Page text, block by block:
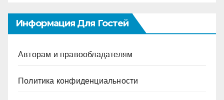
Информация Для Гостей
Авторам и правообладателям
Политика конфиденциальности